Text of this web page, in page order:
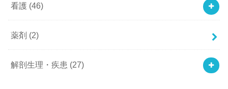
看護 (46)
薬剤 (2)
解剖生理・疾患 (27)